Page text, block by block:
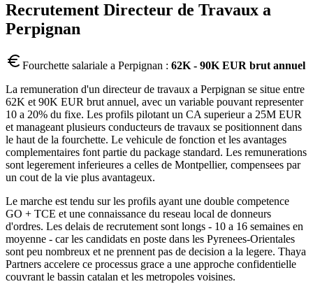
Recrutement Directeur de Travaux a
Perpignan
Fourchette salariale a Perpignan : 62K - 90K EUR brut annuel
La remuneration d'un directeur de travaux a Perpignan se situe entre
62K et 90K EUR brut annuel, avec un variable pouvant representer
10 a 20% du fixe. Les profils pilotant un CA superieur a 25M EUR
et manageant plusieurs conducteurs de travaux se positionnent dans
le haut de la fourchette. Le vehicule de fonction et les avantages
complementaires font partie du package standard. Les remunerations
sont legerement inferieures a celles de Montpellier, compensees par
un cout de la vie plus avantageux.
Le marche est tendu sur les profils ayant une double competence
GO + TCE et une connaissance du reseau local de donneurs
d'ordres. Les delais de recrutement sont longs - 10 a 16 semaines en
moyenne - car les candidats en poste dans les Pyrenees-Orientales
sont peu nombreux et ne prennent pas de decision a la legere. Thaya
Partners accelere ce processus grace a une approche confidentielle
couvrant le bassin catalan et les metropoles voisines.